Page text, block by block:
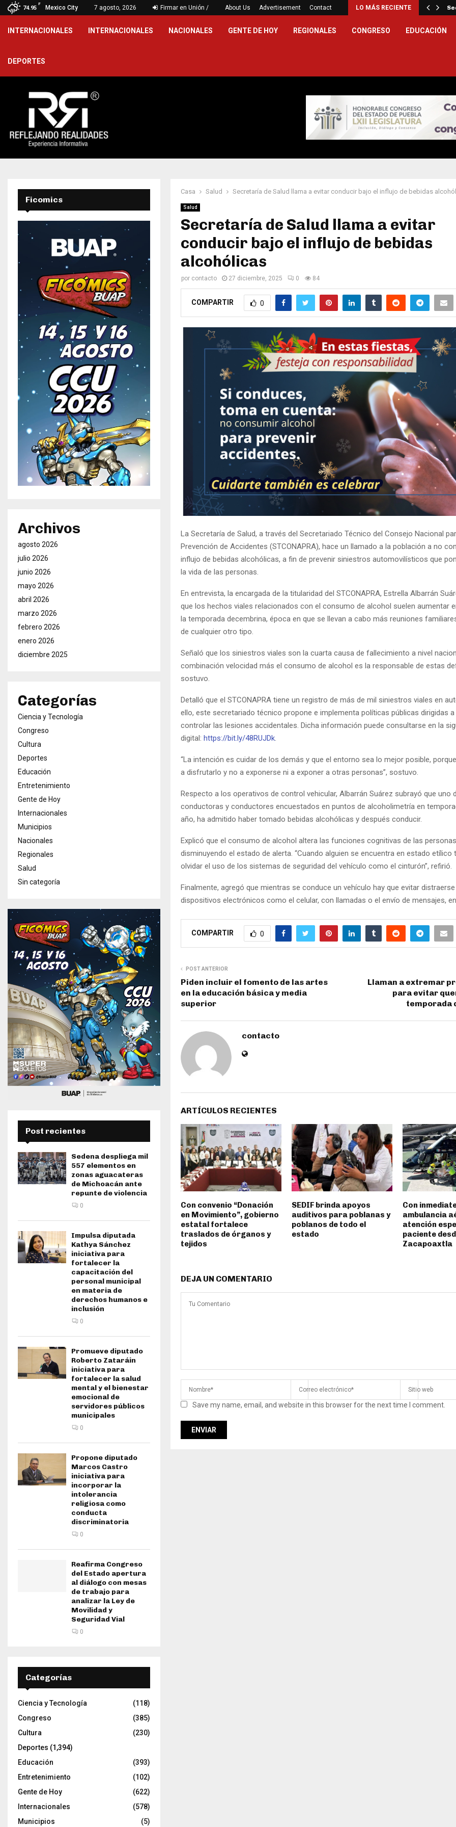
74.95
F
Mexico City 7 agosto, 2026 Firmar en Unión / About Us Advertisement Contact LO MÁS RECIENTE
las vallas de… De la Espriella asume la presidencia de…
INTERNACIONALES INTERNACIONALES NACIONALES GENTE DE HOY REGIONALES CONGRESO EDUCACIÓN
DEPORTES
Casa Salud Secretaría de Salud llama a evitar conducir bajo el influjo de bebidas
Salud
Secretaría de Salud llama a evitar
conducir bajo el influjo de bebidas
alcohólicas
por contacto 27 diciembre, 2025 0 84
COMPARTIR 0
La Secretaría de Salud, a través del Secretariado Técnico del Consejo Nacional
Prevención de Accidentes (STCONAPRA), hace un llamado a la población a no
influjo de bebidas alcohólicas, a fin de prevenir siniestros automovilísticos que
la vida de las personas.
En entrevista, la encargada de la titularidad del STCONAPRA, Estrella Albarrán
que los hechos viales relacionados con el consumo de alcohol suelen aumentar
la temporada decembrina, época en que se llevan a cabo más reuniones
de cualquier otro tipo.
Señaló que los siniestros viales son la cuarta causa de fallecimiento a nivel
combinación velocidad más el consumo de alcohol es la responsable de estas
sostuvo.
Detalló que el STCONAPRA tiene un registro de más de mil siniestros viales en
ello, este secretariado técnico propone e implementa políticas públicas dirigidas a
controlar las lesiones accidentales. Dicha información puede consultarse en la
digital: https://bit.ly/48RUJDk.
“La intención es cuidar de los demás y que el entorno sea lo mejor posible,
a disfrutarlo y no a exponerse ni a exponer a otras personas”, sostuvo.
Respecto a los operativos de control vehicular, Albarrán Suárez subrayó que uno
conductoras y conductores encuestados en puntos de alcoholimetría en
año, ha admitido haber tomado bebidas alcohólicas y después conducir.
Explicó que el consumo de alcohol altera las funciones cognitivas de las
disminuyendo el estado de alerta. “Cuando alguien se encuentra en estado etílico
olvidar el uso de los sistemas de seguridad del vehículo como el cinturón”, refirió.
Finalmente, agregó que mientras se conduce un vehículo hay que evitar
dispositivos electrónicos como el celular, con llamadas o el envío de mensajes,
COMPARTIR 0
POST ANTERIOR
Piden incluir el fomento de las artes
en la educación básica y media
superior
Llaman a extremar
para evitar
temporada
contacto
ARTÍCULOS RECIENTES
Con convenio “Donación
en Movimiento”, gobierno
estatal fortalece
traslados de órganos y
tejidos
SEDIF brinda apoyos
auditivos para poblanas y
poblanos de todo el
estado
Con
ambulancia
atención
paciente
Zacapoaxtla
DEJA UN COMENTARIO
Save my name, email, and website in this browser for the next time I comment.
Ficomics
Archivos
agosto 2026
julio 2026
junio 2026
mayo 2026
abril 2026
marzo 2026
febrero 2026
enero 2026
diciembre 2025
Categorías
Ciencia y Tecnología
Congreso
Cultura
Deportes
Educación
Entretenimiento
Gente de Hoy
Internacionales
Municipios
Nacionales
Regionales
Salud
Sin categoría
Post recientes
Sedena despliega mil
557 elementos en
zonas aguacateras
de Michoacán ante
repunte de violencia
0
Impulsa diputada
Kathya Sánchez
iniciativa para
fortalecer la
capacitación del
personal municipal
en materia de
derechos humanos e
inclusión
0
Promueve diputado
Roberto Zataráin
iniciativa para
fortalecer la salud
mental y el bienestar
emocional de
servidores públicos
municipales
0
Propone diputado
Marcos Castro
iniciativa para
incorporar la
intolerancia
religiosa como
conducta
discriminatoria
0
Reafirma Congreso
del Estado apertura
al diálogo con mesas
de trabajo para
analizar la Ley de
Movilidad y
Seguridad Vial
0
Categorías
Ciencia y Tecnología
(118)
Congreso
(385)
Cultura
(230)
Deportes (1,394)
Educación
(393)
Entretenimiento
(102)
Gente de Hoy
(622)
Internacionales
(578)
Municipios
(5)